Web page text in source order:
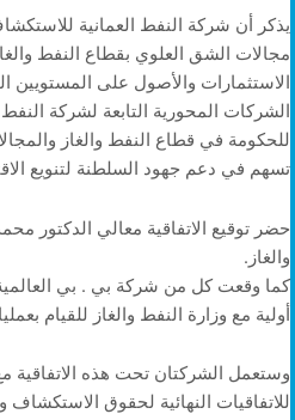
يذكر أن شركة النفط العمانية
مجالات الشق العلوي بقطاع النفط
الاستثمارات والأصول على
الشركات المحورية التابعة لشركة النفط
للحكومة في قطاع النفط والغاز
تسهم في دعم جهود السلطنة لتنويع
حضر توقيع الاتفاقية معالي الدكتور
والغاز.
كما وقعت كل من شركة بي . بي العالمية
أولية مع وزارة النفط والغاز للقيام
وستعمل الشركتان تحت هذه الاتفاقية
للاتفاقيات النهائية لحقوق الاستكشاف